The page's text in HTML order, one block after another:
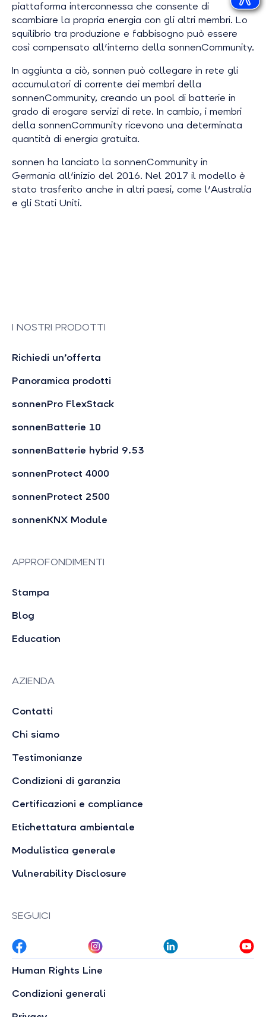
piattaforma interconnessa che consente di
scambiare la propria energia con gli altri membri. Lo
squilibrio tra produzione e fabbisogno può essere
così compensato all'interno della sonnenCommunity.
In aggiunta a ciò, sonnen può collegare in rete gli
accumulatori di corrente dei membri della
sonnenCommunity, creando un pool di batterie in
grado di erogare servizi di rete. In cambio, i membri
della sonnenCommunity ricevono una determinata
quantità di energia gratuita.
sonnen ha lanciato la sonnenCommunity in
Germania all'inizio del 2016. Nel 2017 il modello è
stato trasferito anche in altri paesi, come l'Australia
e gli Stati Uniti.
I NOSTRI PRODOTTI
Richiedi un’offerta
Panoramica prodotti
sonnenPro FlexStack
sonnenBatterie 10
sonnenBatterie hybrid 9.53
sonnenProtect 4000
sonnenProtect 2500
sonnenKNX Module
APPROFONDIMENTI
Stampa
Blog
Education
AZIENDA
Contatti
Chi siamo
Testimonianze
Condizioni di garanzia
Certificazioni e compliance
Etichettatura ambientale
Modulistica generale
Vulnerability Disclosure
SEGUICI
Human Rights Line
Condizioni generali